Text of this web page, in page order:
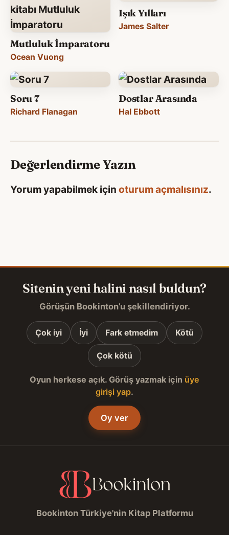
Mutluluk İmparatoru
Ocean Vuong
Işık Yılları
James Salter
Soru 7
Richard Flanagan
Dostlar Arasında
Hal Ebbott
Değerlendirme Yazın
Yorum yapabilmek için oturum açmalısınız.
Sitenin yeni halini nasıl buldun?
Görüşün Bookinton’u şekillendiriyor.
Çok iyi İyi Fark etmedim Kötü
Çok kötü
Oyun herkese açık. Görüş yazmak için üye
girişi yap.
Oy ver
Bookinton Türkiye'nin Kitap Platformu